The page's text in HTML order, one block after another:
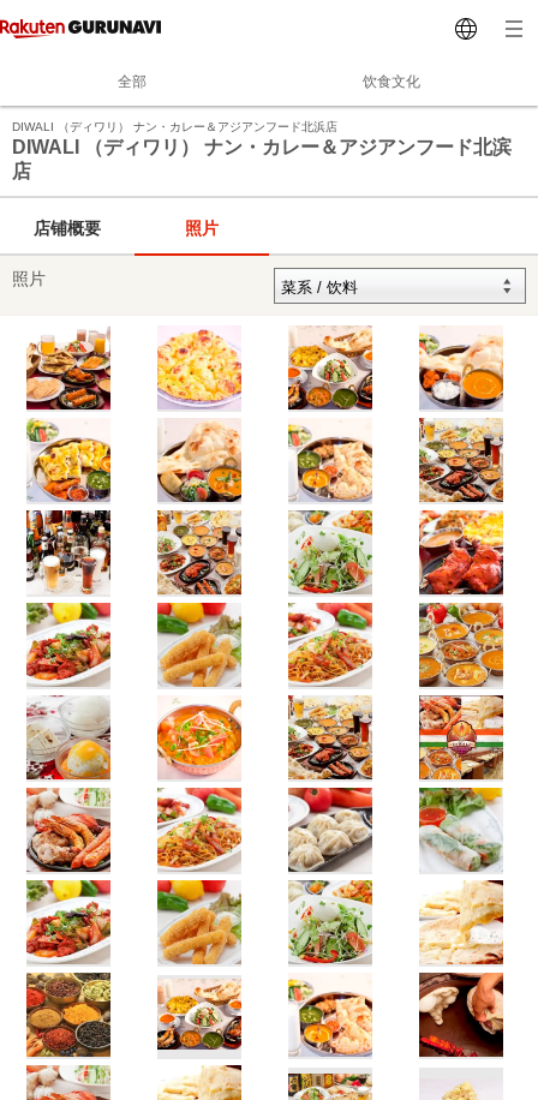
全部 饮食文化
DIWALI （ディワリ） ナン・カレー＆アジアンフード北浜店
DIWALI （ディワリ） ナン・カレー＆アジアンフード北滨
店
店铺概要 照片
照片